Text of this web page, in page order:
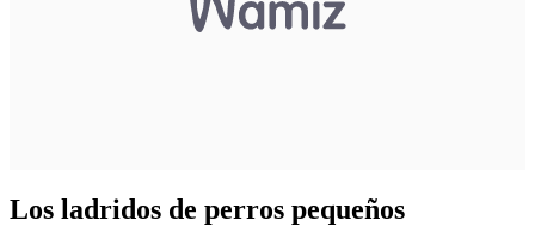
Los ladridos de perros pequeños